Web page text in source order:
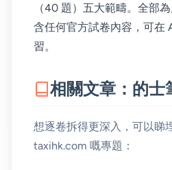
（40 題）五大範疇。全部
含任何官方試卷內容，可在
習。
相關文章：的士
想逐卷拆得更深入，可以睇
taxihk.com 嘅專題：